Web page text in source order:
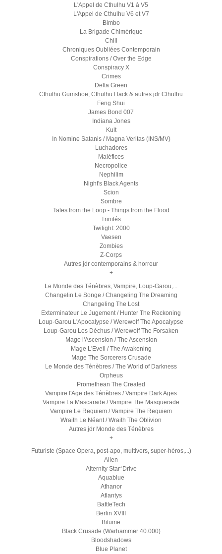
L'Appel de Cthulhu V1 à V5
L'Appel de Cthulhu V6 et V7
Bimbo
La Brigade Chimérique
Chill
Chroniques Oubliées Contemporain
Conspirations / Over the Edge
Conspiracy X
Crimes
Delta Green
Cthulhu Gumshoe, Cthulhu Hack & autres jdr Cthulhu
Feng Shui
James Bond 007
Indiana Jones
Kult
In Nomine Satanis / Magna Veritas (INS/MV)
Luchadores
Maléfices
Necropolice
Nephilim
Night's Black Agents
Scion
Sombre
Tales from the Loop - Things from the Flood
Trinités
Twilight: 2000
Vaesen
Zombies
Z-Corps
Autres jdr contemporains & horreur
+
Le Monde des Ténèbres, Vampire, Loup-Garou,...
Changelin Le Songe / Changeling The Dreaming
Changeling The Lost
Exterminateur Le Jugement / Hunter The Reckoning
Loup-Garou L'Apocalypse / Werewolf The Apocalypse
Loup-Garou Les Déchus / Werewolf The Forsaken
Mage l'Ascension / The Ascension
Mage L'Eveil / The Awakening
Mage The Sorcerers Crusade
Le Monde des Ténèbres / The World of Darkness
Orpheus
Promethean The Created
Vampire l'Age des Ténèbres / Vampire Dark Ages
Vampire La Mascarade / Vampire The Masquerade
Vampire Le Requiem / Vampire The Requiem
Wraith Le Néant / Wraith The Oblivion
Autres jdr Monde des Ténèbres
+
Futuriste (Space Opera, post-apo, multivers, super-héros,...)
Alien
Alternity Star*Drive
Aquablue
Athanor
Atlantys
BattleTech
Berlin XVIII
Bitume
Black Crusade (Warhammer 40.000)
Bloodshadows
Blue Planet